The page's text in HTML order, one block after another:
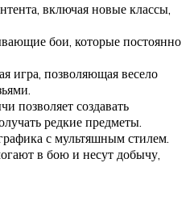
включая новые классы,
бои, которые постоянно
игра, позволяющая весело
позволяет создавать
редкие предметы.
с мультяшным стилем.
в бою и несут добычу,